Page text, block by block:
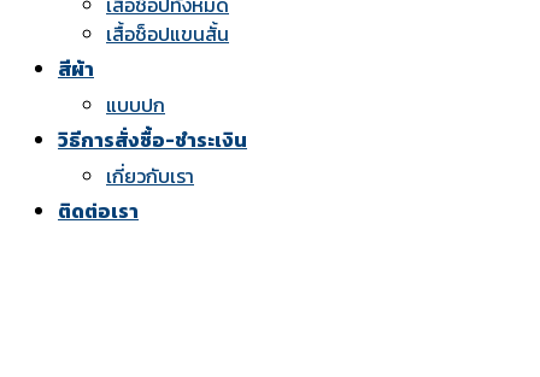
เสื้อช็อปแขนสั้น
สีผ้า
แบบปก
วิธีการสั่งซื้อ-ชำระเงิน
เกี่ยวกับเรา
ติดต่อเรา